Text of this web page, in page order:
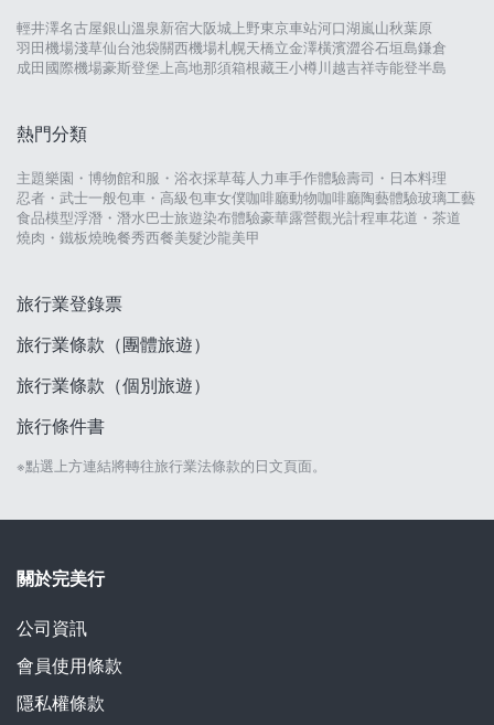
輕井澤名古屋銀山溫泉新宿大阪城 上野東京車站河口湖嵐山秋葉原
羽田機場淺草仙台池袋關西機場札幌天橋立金澤橫濱澀谷石垣島鎌倉
成田國際機場豪斯登堡 上高地那須箱根藏王小樽川越吉祥寺能登半島
熱門分類
主題樂園・博物館和服・浴衣採草莓人力車手作體驗壽司・日本料理
忍者・武士一般包車・高級包車女僕咖啡廳動物咖啡廳陶藝體驗玻璃工藝
食品模型浮潛・潛水巴士旅遊染布體驗豪華露營觀光計程車花道・茶道
燒肉・鐵板燒晚餐秀西餐美髮沙龍美甲
旅行業登錄票
旅行業條款（團體旅遊）
旅行業條款（個別旅遊）
旅行條件書
※點選上方連結將轉往旅行業法條款的日文頁面。
關於完美行
公司資訊
會員使用條款
隱私權條款